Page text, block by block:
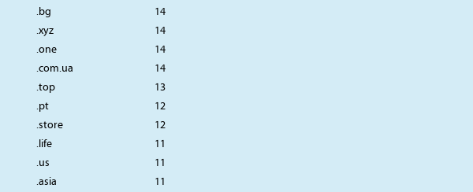
.bg
14
.xyz
14
.one
14
.com.ua
14
.top
13
.pt
12
.store
12
.life
11
.us
11
.asia
11